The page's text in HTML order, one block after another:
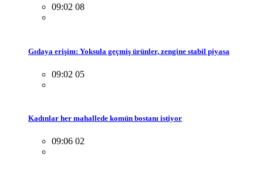
09:02 08
Gıdaya erişim: Yoksula geçmiş ürünler, zengine stabil piyasa
09:02 05
Kadınlar her mahallede komün bostanı istiyor
09:06 02